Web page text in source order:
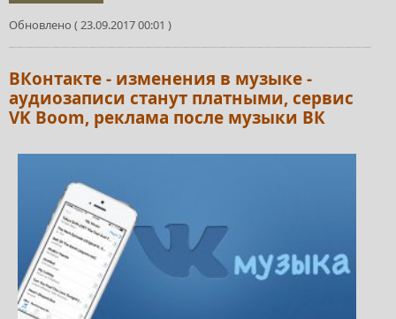
Обновлено ( 23.09.2017 00:01 )
ВКонтакте - изменения в музыке -
аудиозаписи станут платными, сервис
VK Boom, реклама после музыки ВК